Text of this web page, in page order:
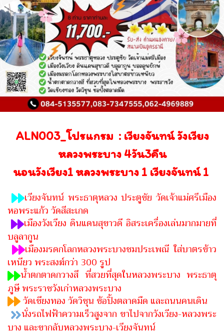
ALN003_โปรแกรม : เวียงจันทน์ วังเวียง
หลวงพระบาง 4วัน3คืน
นอนวังเวียง1 หลวงพระบาง 1 เวียงจันทน์ 1
เวียงจันทน์ พระธาตุหลวง ประตูชัย วัดเจ้าแม่ศรีเมือง
หอพระแก้ว วัดสีสะเกด
เมืองวังเวียง ดินแดนสุขาวดี อิสระเครื่องเล่นมากมายที่
บลูลากูน
เมืองมรดกโลกหลวงพระบางชมประเพณี ใส่บาตรข้าว
เหนียว พระสงฆ์กว่า 300 รูป
น้ำตกตาดกวางสี ที่สวยที่สุดในหลวงพระบาง พระธาตุ
ภูษี พระราชวังเก่าหลวงพระบาง
วัดเชียงทอง วัดวิชุน ช้อปิ้งตลาดมืด และถนนคนเดิน
นั่งรถไฟฟ้าความเร็วสูงจาก ขาไปจากวังเวียง-หลวงพระ
บาง และขากลับหลวงพระบาง-เวียงจันทน์